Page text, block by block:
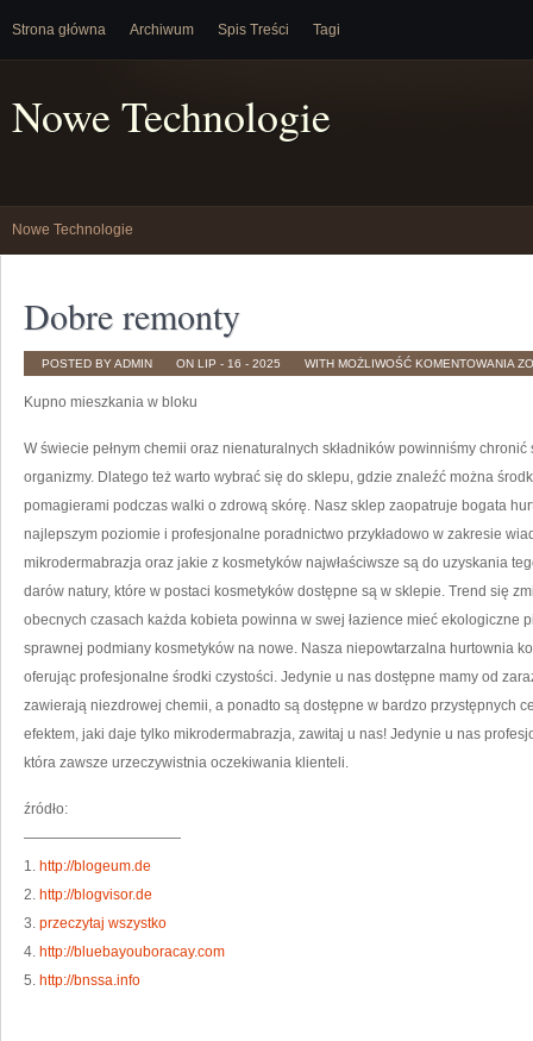
Strona główna Archiwum Spis Treści Tagi
Nowe Technologie
Nowe Technologie
Dobre remonty
POSTED BY ADMIN ON LIP - 16 - 2025 WITH MOŻLIWOŚĆ KOMENTOWANIA
Kupno mieszkania w bloku
W świecie pełnym chemii oraz nienaturalnych składników powinniśmy
organizmy. Dlatego też warto wybrać się do sklepu, gdzie znaleźć można
pomagierami podczas walki o zdrową skórę. Nasz sklep zaopatruje bogata
najlepszym poziomie i profesjonalne poradnictwo przykładowo w zakresie
mikrodermabrazja oraz jakie z kosmetyków najwłaściwsze są do uzyskania
darów natury, które w postaci kosmetyków dostępne są w sklepie. Trend się
obecnych czasach każda kobieta powinna w swej łazience mieć ekologiczne
sprawnej podmiany kosmetyków na nowe. Nasza niepowtarzalna hurtownia
oferując profesjonalne środki czystości. Jedynie u nas dostępne mamy od
zawierają niezdrowej chemii, a ponadto są dostępne w bardzo przystępnych
efektem, jaki daje tylko mikrodermabrazja, zawitaj u nas! Jedynie u nas
która zawsze urzeczywistnia oczekiwania klienteli.
źródło:
———————————
1. http://blogeum.de
2. http://blogvisor.de
3. przeczytaj wszystko
4. http://bluebayouboracay.com
5. http://bnssa.info